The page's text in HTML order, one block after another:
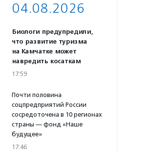
04.08.2026
Биологи предупредили,
что развитие туризма
на Камчатке может
навредить косаткам
17:59
Почти половина
соцпредприятий России
сосредоточена в 10 регионах
страны — фонд «Наше
будущее»
17:46